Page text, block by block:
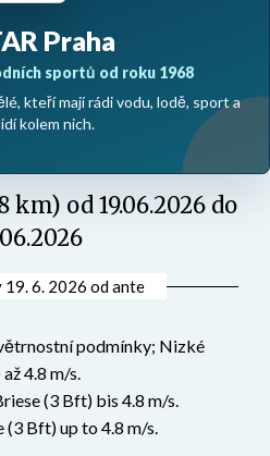
Praha
sportů od roku 1968
kteří mají rádi vodu, lodě, sport a
kolem nich.
km) od 19.06.2026 do
19. 6. 2026 odante
podmínky; Nizké
4.8 m/s.
(3 Bft) bis 4.8 m/s.
Bft) up to 4.8 m/s.